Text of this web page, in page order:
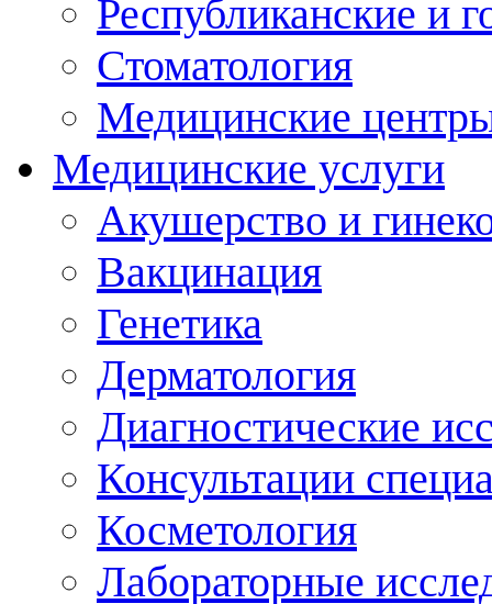
Республиканские и
Стоматология
Медицинские
Медицинские услуги
Акушерство и
Вакцинация
Генетика
Дерматология
Диагностические
Консультации
Косметология
Лабораторные